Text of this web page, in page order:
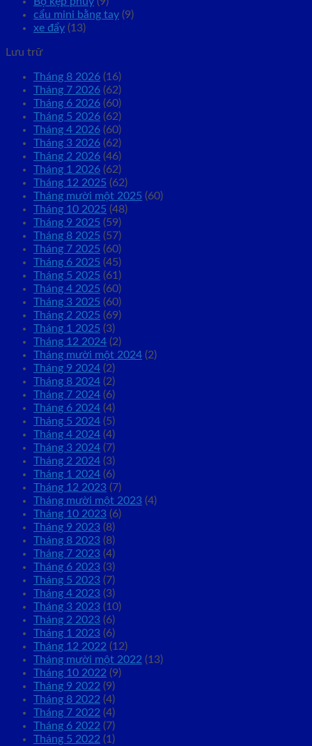
cẩu mini bằng tay (9)
xe đẩy (13)
Lưu trữ
Tháng 8 2026 (16)
Tháng 7 2026 (62)
Tháng 6 2026 (60)
Tháng 5 2026 (62)
Tháng 4 2026 (60)
Tháng 3 2026 (62)
Tháng 2 2026 (46)
Tháng 1 2026 (62)
Tháng 12 2025 (62)
Tháng mười một 2025 (60)
Tháng 10 2025 (48)
Tháng 9 2025 (59)
Tháng 8 2025 (57)
Tháng 7 2025 (60)
Tháng 6 2025 (45)
Tháng 5 2025 (61)
Tháng 4 2025 (60)
Tháng 3 2025 (60)
Tháng 2 2025 (69)
Tháng 1 2025 (3)
Tháng 12 2024 (2)
Tháng mười một 2024 (2)
Tháng 9 2024 (2)
Tháng 8 2024 (2)
Tháng 7 2024 (6)
Tháng 6 2024 (4)
Tháng 5 2024 (5)
Tháng 4 2024 (4)
Tháng 3 2024 (7)
Tháng 2 2024 (3)
Tháng 1 2024 (6)
Tháng 12 2023 (7)
Tháng mười một 2023 (4)
Tháng 10 2023 (6)
Tháng 9 2023 (8)
Tháng 8 2023 (8)
Tháng 7 2023 (4)
Tháng 6 2023 (3)
Tháng 5 2023 (7)
Tháng 4 2023 (3)
Tháng 3 2023 (10)
Tháng 2 2023 (6)
Tháng 1 2023 (6)
Tháng 12 2022 (12)
Tháng mười một 2022 (13)
Tháng 10 2022 (9)
Tháng 9 2022 (9)
Tháng 8 2022 (4)
Tháng 7 2022 (4)
Tháng 6 2022 (7)
Tháng 5 2022 (1)